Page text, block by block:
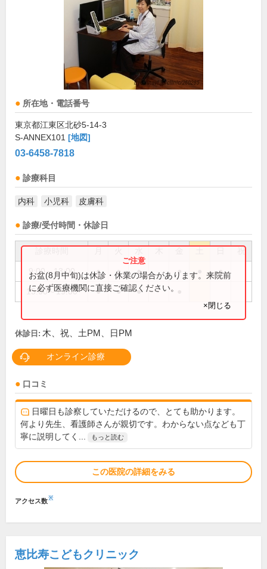
所在地・電話番号
東京都江東区北砂5-14-3
S-ANNEX101 [地図]
03-6458-7818
診療科目
内科 小児科 皮膚科
診療/受付時間・休診日
祝
9:00～13:00 ● ● ● ● ●
15:00～19:00 ● ● ●
お盆(8月中旬)は休診・休業の場合があります。来院前
に必ず医療機関に直接ご確認ください。
×閉じる
休診日: 木、祝、土PM、日PM
オンライン診療
口コミ
日曜日も診察していただけるので、とても助かります。
何より先生、看護師さんが親切です。わからない点なども丁
寧に説明してく...
もっと読む
この医院の詳細をみる
アクセス数※
恵比寿こどもクリニック